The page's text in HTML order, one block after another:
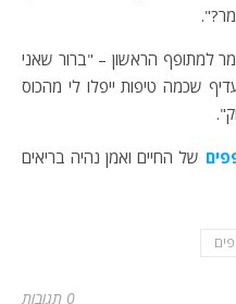
למתופף הראשון – "ברור שאני
שכמה טיפות ייפלו לי מהכוס
של החיים ואמן נהיה בריאים
0 תגובות